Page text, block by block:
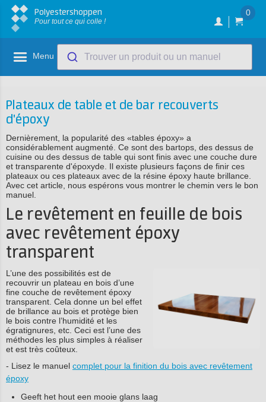
Polyestershoppen
Pour tout ce qui colle !
0
Menu Trouver un produit ou un manuel
Plateaux de table et de bar recouverts
d'époxy
Dernièrement, la popularité des «tables époxy» a
considérablement augmenté. Ce sont des bartops, des dessus de
cuisine ou des dessus de table qui sont finis avec une couche dure
et transparente d'époxyde. Il existe plusieurs façons de finir ces
plateaux ou ces plateaux avec de la résine époxy haute brillance.
Avec cet article, nous espérons vous montrer le chemin vers le bon
manuel.
Le revêtement en feuille de bois
avec revêtement époxy
transparent
L’une des possibilités est de
recouvrir un plateau en bois d’une
fine couche de revêtement époxy
transparent. Cela donne un bel effet
de brillance au bois et protège bien
le bois contre l’humidité et les
égratignures, etc. Ceci est l’une des
méthodes les plus simples à réaliser
et est très coûteux.
- Lisez le manuel complet pour la finition du bois avec revêtement
époxy
Geeft het hout een mooie glans laag